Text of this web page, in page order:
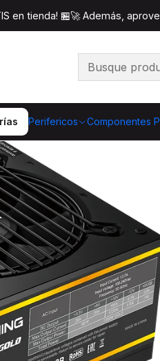
Perifericos Componentes
en tienda! 🏪🚀 Además,
Pc Fuentes de poder